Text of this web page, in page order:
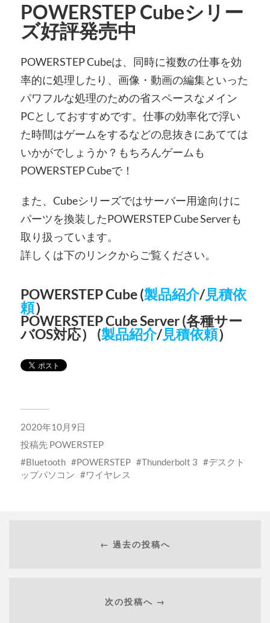
POWERSTEP Cubeシリー
ズ好評発売中
POWERSTEP Cubeは、同時に複数の仕事を効
率的に処理したり、画像・動画の編集といった
パワフルな処理のための省スペースなメイン
PCとしておすすめです。仕事の効率化で浮い
た時間はゲームをするなどの息抜きにあてては
いかがでしょうか？もちろんゲームも
POWERSTEP Cubeで！
また、Cubeシリーズではサーバー用途向けに
パーツを換装したPOWERSTEP Cube Serverも
取り扱っています。
詳しくは下のリンクからご覧ください。
POWERSTEP Cube (製品紹介/見積依
頼）
POWERSTEP Cube Server (各種サー
バOS対応） (製品紹介/見積依頼）
2020年10月9日
投稿先 POWERSTEP
Bluetooth
POWERSTEP Thunderbolt 3
デスクト
ップパソコン
ワイヤレス
← 過去の投稿へ
次の投稿へ →